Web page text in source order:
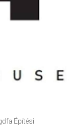
Építési